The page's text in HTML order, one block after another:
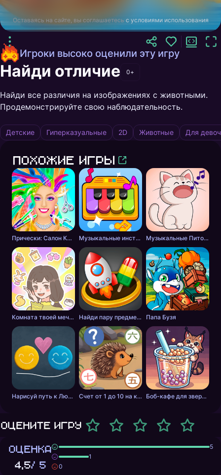
Оставаясь на сайте, вы соглашаетесь с условиями использования
Игроки высоко оценили эту игру
Найди отличие 0+
Найди все различия на изображениях с животными.
Продемонстрируйте свою наблюдательность.
Детские Гиперказуальные 2D Животные Для
Похожие игры
Прически: Салон Красоты Музыкальные инструменты для детей Музыкальные Питомцы! Милые Поющие Котики
Комната твоей мечты Найди пару предметов 3D Папа Бузя
Нарисуй путь к Любви Счет от 1 до 10 на китайском Боб-кафе для зверей. Мастер бабл-чая.
Оцените игру
ОЦЕНКА
4,5/ 5
5
1
0